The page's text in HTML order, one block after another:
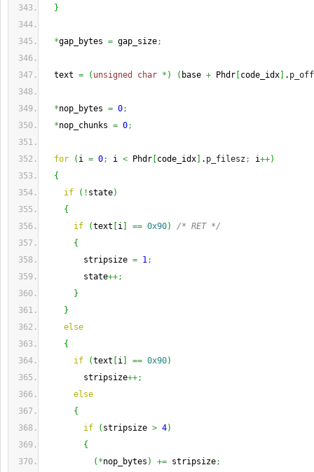
}
*gap_bytes = gap_size;
text = ( unsigned char * ) ( base + Phdr code_idx .
*nop_bytes = 0;
*nop_chunks = 0;
for ( i = 0; i < Phdr code_idx . p_filesz ; i++)
{
if
( ! state)
{
if
(text i == 0x90)
/* RET */
{
stripsize = 1;
state++;
}
}
else
{
if
(text i == 0x90)
stripsize++;
else
{
if
( stripsize > 4)
{
( *nop_bytes ) += stripsize;